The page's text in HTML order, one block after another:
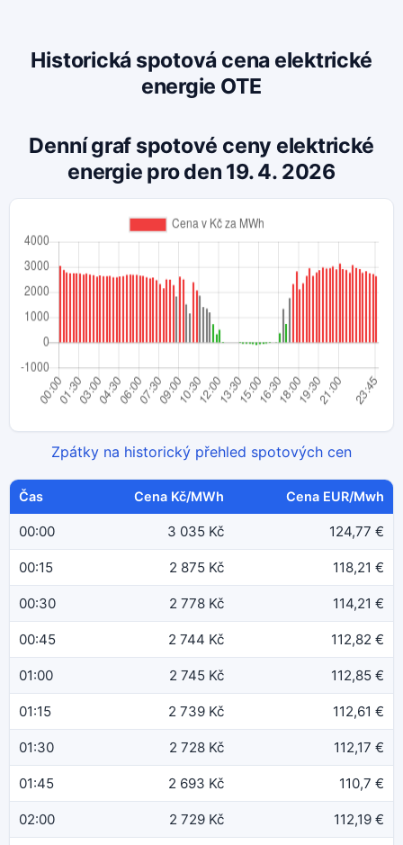
Historická spotová cena elektrické
energie OTE
Denní graf spotové ceny elektrické
energie pro den 19. 4. 2026
Zpátky na historický přehled spotových cen
Čas Cena Kč/MWh Cena EUR/Mwh
00:00 3 035 Kč 124,77 €
00:15 2 875 Kč 118,21 €
00:30 2 778 Kč 114,21 €
00:45 2 744 Kč 112,82 €
01:00 2 745 Kč 112,85 €
01:15 2 739 Kč 112,61 €
01:30 2 728 Kč 112,17 €
01:45 2 693 Kč 110,7 €
02:00 2 729 Kč 112,19 €